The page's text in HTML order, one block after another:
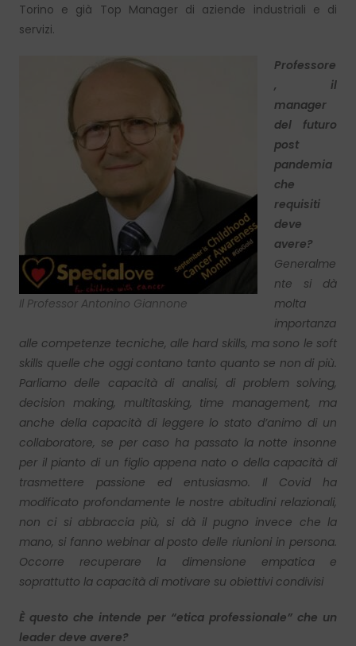
Torino e già Top Manager di aziende industriali e di
servizi.
Il Professor Antonino Giannone
Professore
, il
manager
del futuro
post
pandemia
che
requisiti
deve
avere?
Generalme
nte si dà
molta
importanza
alle competenze tecniche, alle hard skills, ma sono le soft
skills quelle che oggi contano tanto quanto se non di più.
Parliamo delle capacità di analisi, di problem solving,
decision making, multitasking, time management, ma
anche della capacità di leggere lo stato d’animo di un
collaboratore, se per caso ha passato la notte insonne
per il pianto di un figlio appena nato o della capacità di
trasmettere passione ed entusiasmo. Il Covid ha
modificato profondamente le nostre abitudini relazionali,
non ci si abbraccia più, si dà il pugno invece che la
mano, si fanno webinar al posto delle riunioni in persona.
Occorre recuperare la dimensione empatica e
soprattutto la capacità di motivare su obiettivi condivisi
È questo che intende per “etica professionale” che un
leader deve avere?